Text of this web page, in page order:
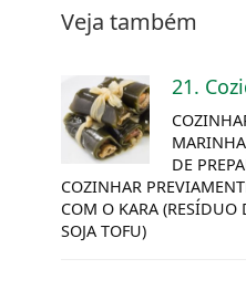
Veja também
21.
DE
COZINHAR
COM O KARA (RESÍDUO
SOJA TOFU)